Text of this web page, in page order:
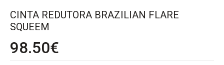
CINTA REDUTORA BRAZILIAN FLARE
SQUEEM
98.50€